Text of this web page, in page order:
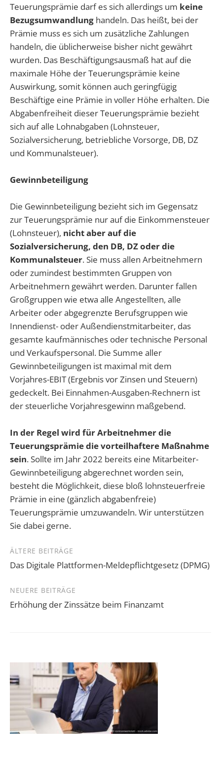
Teuerungsprämie darf es sich allerdings um keine
Bezugsumwandlung handeln. Das heißt, bei der
Prämie muss es sich um zusätzliche Zahlungen
handeln, die üblicherweise bisher nicht gewährt
wurden. Das Beschäftigungsausmaß hat auf die
maximale Höhe der Teuerungsprämie keine
Auswirkung, somit können auch geringfügig
Beschäftige eine Prämie in voller Höhe erhalten. Die
Abgabenfreiheit dieser Teuerungsprämie bezieht
sich auf alle Lohnabgaben (Lohnsteuer,
Sozialversicherung, betriebliche Vorsorge, DB, DZ
und Kommunalsteuer).
Gewinnbeteiligung
Die Gewinnbeteiligung bezieht sich im Gegensatz
zur Teuerungsprämie nur auf die Einkommensteuer
(Lohnsteuer), nicht aber auf die
Sozialversicherung, den DB, DZ oder die
Kommunalsteuer. Sie muss allen Arbeitnehmern
oder zumindest bestimmten Gruppen von
Arbeitnehmern gewährt werden. Darunter fallen
Großgruppen wie etwa alle Angestellten, alle
Arbeiter oder abgegrenzte Berufsgruppen wie
Innendienst- oder Außendienstmitarbeiter, das
gesamte kaufmännisches oder technische Personal
und Verkaufspersonal. Die Summe aller
Gewinnbeteiligungen ist maximal mit dem
Vorjahres-EBIT (Ergebnis vor Zinsen und Steuern)
gedeckelt. Bei Einnahmen-Ausgaben-Rechnern ist
der steuerliche Vorjahresgewinn maßgebend.
In der Regel wird für Arbeitnehmer die
Teuerungsprämie die vorteilhaftere Maßnahme
sein. Sollte im Jahr 2022 bereits eine Mitarbeiter-
Gewinnbeteiligung abgerechnet worden sein,
besteht die Möglichkeit, diese bloß lohnsteuerfreie
Prämie in eine (gänzlich abgabenfreie)
Teuerungsprämie umzuwandeln. Wir unterstützen
Sie dabei gerne.
Beitragsnavigation
ÄLTERE BEITRÄGE
Das Digitale Plattformen-Meldepflichtgesetz (DPMG)
NEUERE BEITRÄGE
Erhöhung der Zinssätze beim Finanzamt